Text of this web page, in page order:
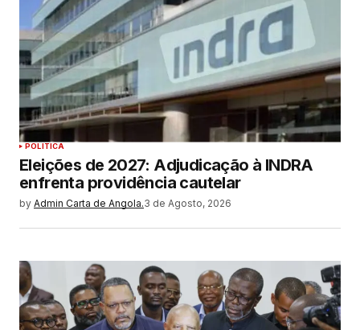
POLITICA
Eleições de 2027: Adjudicação à INDRA
enfrenta providência cautelar
by Admin Carta de Angola.3 de Agosto, 2026